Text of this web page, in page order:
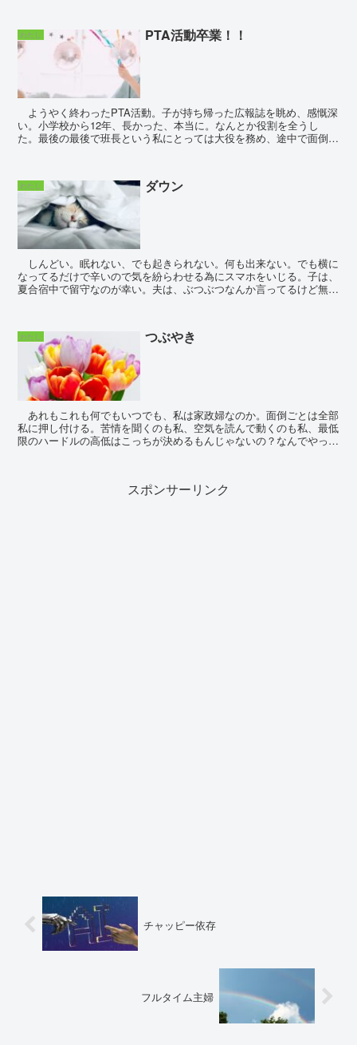
わたし PTA活動卒業！！
ようやく終わったPTA活動。子が持ち帰った広報誌を眺め、感慨深
い。小学校から12年、長かった、本当に。なんとか役割を全うし
た。最後の最後で班長という私にとっては大役を務め、途中で面倒臭
わたし ダウン
しんどい。眠れない、でも起きられない。何も出来ない。でも横に
なってるだけで辛いので気を紛らわせる為にスマホをいじる。子は、
夏合宿中で留守なのが幸い。夫は、ぶつぶつなんか言ってるけど無
わたし つぶやき
あれもこれも何でもいつでも、私は家政婦なのか。面倒ごとは全部
私に押し付ける。苦情を聞くのも私、空気を読んで動くのも私、最低
限のハードルの高低はこっちが決めるもんじゃないの？なんでやった
スポンサーリンク
チャッピー依存
フルタイム主婦